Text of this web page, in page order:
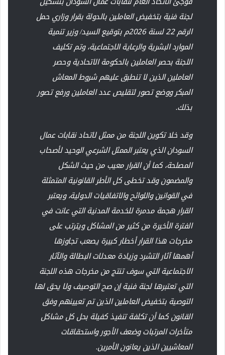
لجنة فنية بتخفيض العاملين بالدولة بقرار وزاري حمل
الرقم 22 لسنة 2026م بتوقيع السيد/ وزير تنمية
الموارد البشرية والرعاية الاجتماعية، وتم تكليف
اللجنة بحصر العاملين بالحكومة الاتحادية وحصر
العاملين الذين لا تنطبق عليهم شروط المعاش
المبكر ووضع تصور لتقليص عدد العاملين ورفع تصور
بذلك.
وقد خلا تكوين اللجنة من ممثل لاتحاد نقابات عمال
السودان الذي يعتبر الممثل الشرعي الوحيد لأصحاب
المصلحة، كما أن القرار معيب من حيث الشكل
والمضمون وقد تخطى كل الأطر القانونية المتمثلة
في القوانين واللوائح والاتفاقيات الدولية، ويعتبر
القرار هجمة مدمرة للخدمة المدنية التي عانت في
الفترة الأخيرة من كثير من المشاكل ويترتب على
مخرجات هذا القرار أخطار كبيرة يصعب تجاوزها
أهمها آثار التشرد وزيادة معدلات البطالة والآثار
الاجتماعية التي سوف تنتج من مخرجات هذه اللجنة
التي تعتبرها لجنة فنية إن صح التوصيف ولا يحق لها
التوصية بتخفيض العاملين الذين تم تعيينهم وفق
القانون كما أن تكلفة تنفيذ كفيلة بحل كل مشاكل
متأخرات المرتبات وضعف الأجور واستحقاقات
المعاشيين الذين يعانون الأمرين.